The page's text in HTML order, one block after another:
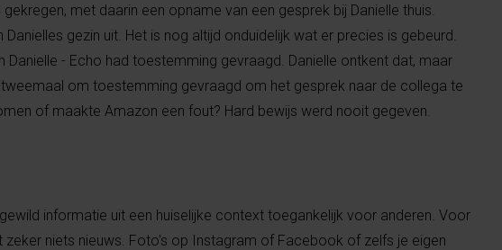
met daarin een opname van een gesprek bij Danielle thuis.
gezin uit. Het is nog altijd onduidelijk wat er precies is gebeurd.
Danielle - Echo had toestemming gevraagd. Danielle ontkent dat, maar
om toestemming gevraagd om het gesprek naar de collega te
of maakte Amazon een fout? Hard bewijs werd nooit gegeven.
informatie uit een huiselijke context toegankelijk voor anderen. Voor
niets nieuws. Foto's op Instagram of Facebook of zelfs je eigen